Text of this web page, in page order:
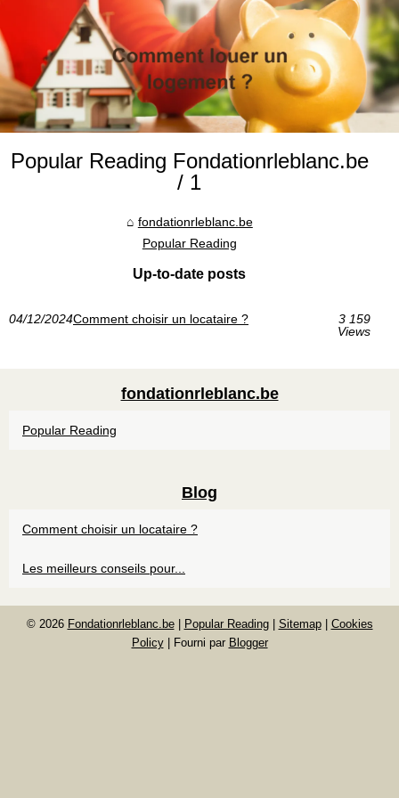
Popular Reading Fondationrleblanc.be
/ 1
fondationrleblanc.be
Popular Reading
Up-to-date posts
04/12/2024Comment choisir un locataire ?
3 159
Views
fondationrleblanc.be
Popular Reading
Blog
Comment choisir un locataire ?
Les meilleurs conseils pour...
© 2026 Fondationrleblanc.be| Popular Reading| Sitemap| Cookies
Policy| Fourni par Blogger